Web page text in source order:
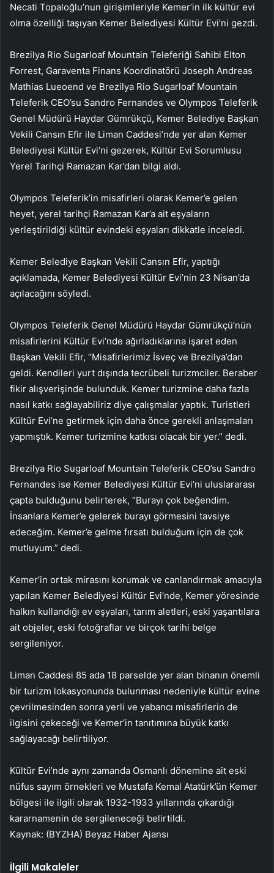
Necati Topaloğlu’nun girişimleriyle Kemer’in ilk kültür evi
olma özelliği taşıyan Kemer Belediyesi Kültür Evi’ni gezdi.
Brezilya Rio Sugarloaf Mountain Teleferiği Sahibi Elton
Forrest, Garaventa Finans Koordinatörü Joseph Andreas
Mathias Lueoend ve Brezilya Rio Sugarloaf Mountain
Teleferik CEO’su Sandro Fernandes ve Olympos Teleferik
Genel Müdürü Haydar Gümrükçü, Kemer Belediye Başkan
Vekili Cansın Efir ile Liman Caddesi’nde yer alan Kemer
Belediyesi Kültür Evi’ni gezerek, Kültür Evi Sorumlusu
Yerel Tarihçi Ramazan Kar’dan bilgi aldı.
Olympos Teleferik’in misafirleri olarak Kemer’e gelen
heyet, yerel tarihçi Ramazan Kar’a ait eşyaların
yerleştirildiği kültür evindeki eşyaları dikkatle inceledi.
Kemer Belediye Başkan Vekili Cansın Efir, yaptığı
açıklamada, Kemer Belediyesi Kültür Evi’nin 23 Nisan’da
açılacağını söyledi.
Olympos Teleferik Genel Müdürü Haydar Gümrükçü’nün
misafirlerini Kültür Evi’nde ağırladıklarına işaret eden
Başkan Vekili Efir, “Misafirlerimiz İsveç ve Brezilya’dan
geldi. Kendileri yurt dışında tecrübeli turizmciler. Beraber
fikir alışverişinde bulunduk. Kemer turizmine daha fazla
nasıl katkı sağlayabiliriz diye çalışmalar yaptık. Turistleri
Kültür Evi’ne getirmek için daha önce gerekli anlaşmaları
yapmıştık. Kemer turizmine katkısı olacak bir yer.” dedi.
Brezilya Rio Sugarloaf Mountain Teleferik CEO’su Sandro
Fernandes ise Kemer Belediyesi Kültür Evi’ni uluslararası
çapta bulduğunu belirterek, “Burayı çok beğendim.
İnsanlara Kemer’e gelerek burayı görmesini tavsiye
edeceğim. Kemer’e gelme fırsatı bulduğum için de çok
mutluyum.” dedi.
Kemer’in ortak mirasını korumak ve canlandırmak amacıyla
yapılan Kemer Belediyesi Kültür Evi’nde, Kemer yöresinde
halkın kullandığı ev eşyaları, tarım aletleri, eski yaşantılara
ait objeler, eski fotoğraflar ve birçok tarihi belge
sergileniyor.
Liman Caddesi 85 ada 18 parselde yer alan binanın önemli
bir turizm lokasyonunda bulunması nedeniyle kültür evine
çevrilmesinden sonra yerli ve yabancı misafirlerin de
ilgisini çekeceği ve Kemer’in tanıtımına büyük katkı
sağlayacağı belirtiliyor.
Kültür Evi’nde aynı zamanda Osmanlı dönemine ait eski
nüfus sayım örnekleri ve Mustafa Kemal Atatürk’ün Kemer
bölgesi ile ilgili olarak 1932-1933 yıllarında çıkardığı
kararnamenin de sergileneceği belirtildi.
Kaynak: (BYZHA) Beyaz Haber Ajansı
İlgili Makaleler